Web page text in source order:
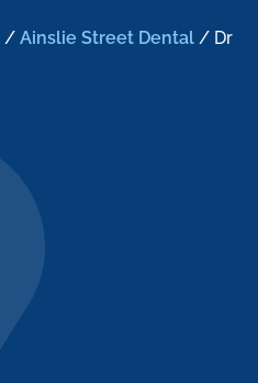
/ Ainslie Street Dental / Dr